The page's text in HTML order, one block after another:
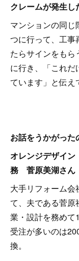
クレームが発生
マンションの同じ
つに行って、工事
たらサインをも
に行き、「これ
ています」と伝え
お話をうかがっ
オレンジデザイ
務 菅原美湖さん
大手リフォーム
て、夫である菅原
業・設計を務めて
受注が多いのは
換。